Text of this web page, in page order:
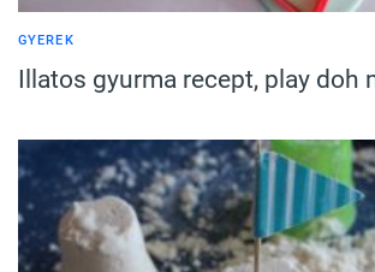
GYEREK
Illatos gyurma recept, play doh